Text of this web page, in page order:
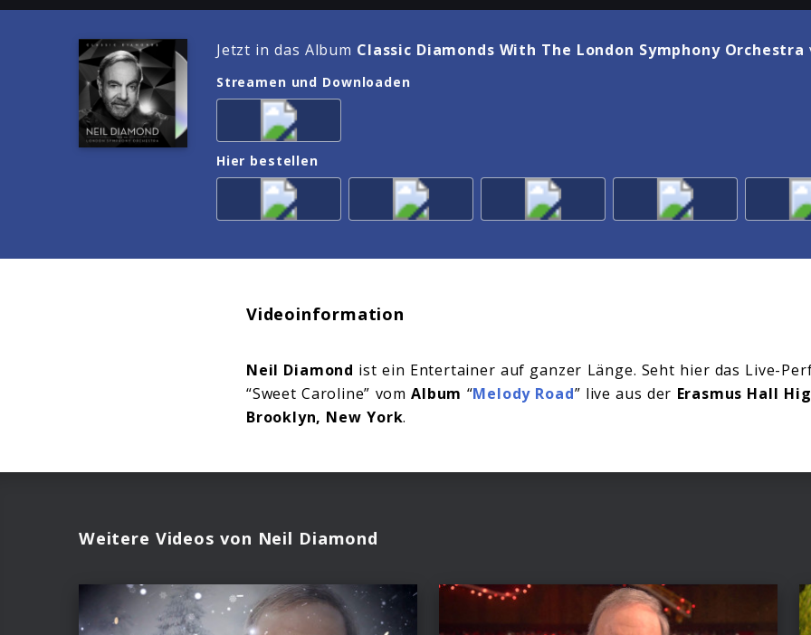
Jetzt in das Album Classic Diamonds With The London Symphony Orchestra
Streamen und Downloaden
Hier bestellen
Videoinformation
Neil Diamond ist ein Entertainer auf ganzer Länge. Seht hier das Live-
“Sweet Caroline” vomAlbum “Melody Road” live aus der Erasmus Hall
Brooklyn, New York.
Weitere Videos von Neil Diamond